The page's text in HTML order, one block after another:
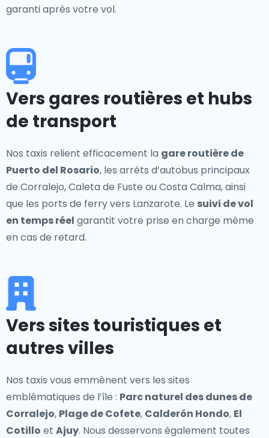
garanti après votre vol.
Vers gares routières et hubs
de transport
Nos taxis relient efficacement la gare routière de
Puerto del Rosario, les arrêts d’autobus principaux
de Corralejo, Caleta de Fuste ou Costa Calma, ainsi
que les ports de ferry vers Lanzarote. Le suivi de vol
en temps réel garantit votre prise en charge même
en cas de retard.
Vers sites touristiques et
autres villes
Nos taxis vous emmènent vers les sites
emblématiques de l’île : Parc naturel des dunes de
Corralejo, Plage de Cofete, Calderón Hondo, El
Cotillo et Ajuy. Nous desservons également toutes